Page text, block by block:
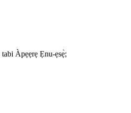
Àpẹẹrẹ Ẹnu-ẹsẹ̀;